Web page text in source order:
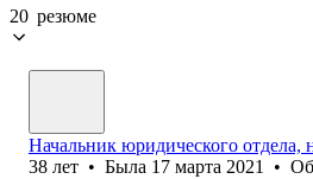
20 резюме
Начальник юридического отдела,
38 лет • Была 17 марта 2021 •